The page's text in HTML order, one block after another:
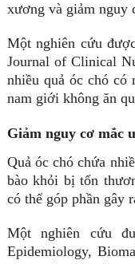
xương và giảm nguy
Một nghiên cứu
Journal of Clinical
nhiều quả óc chó có
nam giới không ăn
Giảm nguy cơ mắc
Quả óc chó chứa
bào khỏi bị tổn
có thể góp phần gây
Một nghiên cứu
Epidemiology,